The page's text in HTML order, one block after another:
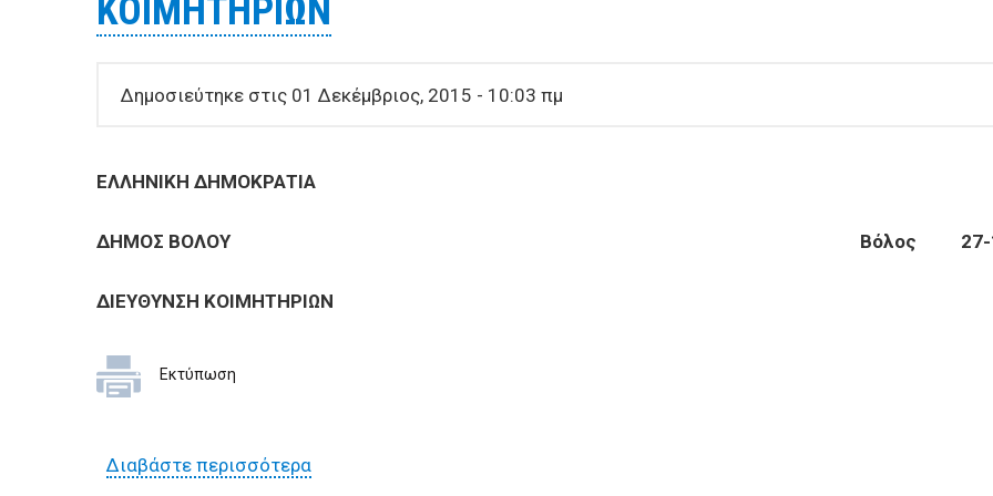
ΚΟΙΜΗΤΗΡΙΩΝ
Δημοσιεύτηκε στις 01 Δεκέμβριος, 2015 - 10:03 πμ
ΕΛΛΗΝΙΚΗ ΔΗΜΟΚΡΑΤΙΑ
ΔΗΜΟΣ ΒΟΛΟΥ Βόλος 27-
ΔΙΕΥΘΥΝΣΗ ΚΟΙΜΗΤΗΡΙΩΝ
Εκτύπωση
Διαβάστε περισσότεραγια Έρευνα αγοράς για προμήθεια ζιζανιοκτόνου σκευάσματος για τη Δ/νση